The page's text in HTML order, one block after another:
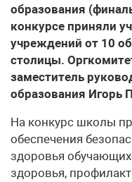
образования
конкурсе приняли
учреждений от 10
столицы.
заместитель
образования Игорь
На конкурс школы
обеспечения
здоровья
здоровья,